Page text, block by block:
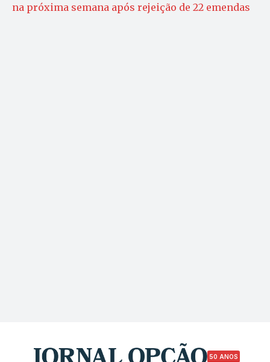
na próxima semana após rejeição de 22 emendas
50 ANOS